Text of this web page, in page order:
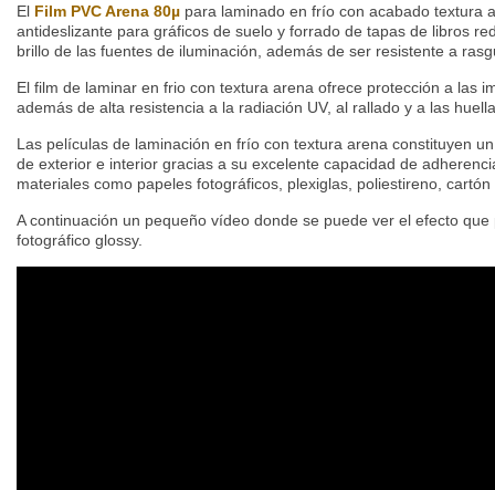
El Film PVC Arena 80µ para laminado en frío con acabado textura
antideslizante para gráficos de suelo y forrado de tapas de libros
brillo de las fuentes de iluminación, además de ser resistente a
El film de laminar en frio con textura arena ofrece protección a las
además de alta resistencia a la radiación UV, al rallado y a las
Las películas de laminación en frío con textura arena constituyen
de exterior e interior gracias a su excelente capacidad de
materiales como papeles fotográficos, plexiglas, poliestireno,
A continuación un pequeño vídeo donde se puede ver el efecto
fotográfico glossy.